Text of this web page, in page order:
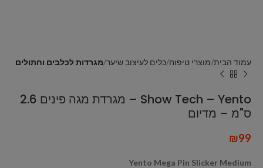
עמוד הבית מוצרי טיפוח כלים לעיצוב שיער מגרדות לכלבים וחתולים
Show Tech – Yento – מגרדת מגה פינים 2.6
ס"מ – מדיום
₪99
Yento Mega Pin Slicker Medium